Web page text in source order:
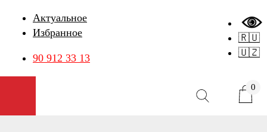
Актуальное
Избранное
90 912 33 13
🇷🇺
🇺🇿
0